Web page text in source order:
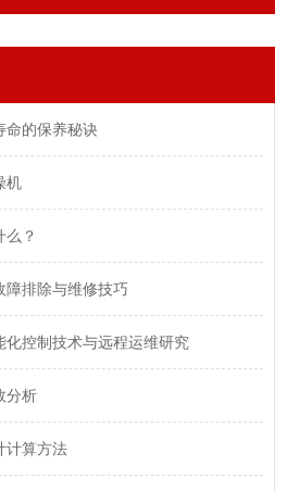
命的保养秘诀
机
么？
障排除与维修技巧
控制技术与远程运维研究
分析
计算方法